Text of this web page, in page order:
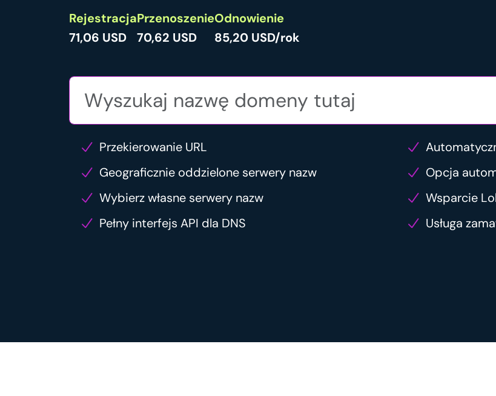
Rejestracja
71,06 USD
Przenoszenie
70,62 USD
Odnowienie
85,20 USD/rok
Przekierowanie URL
Geograficznie oddzielone serwery nazw
Opcja
Wybierz własne serwery nazw
Wsparcie
Pełny interfejs API dla DNS
Usługa